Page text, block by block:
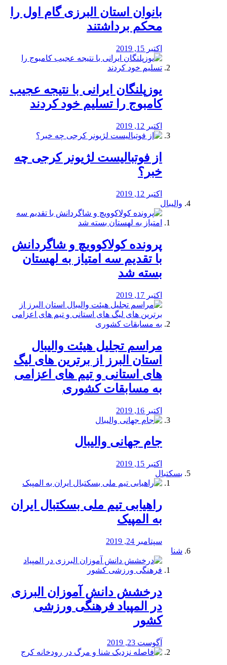
بانوان استان البرزی گام اول را
محكم برداشتند
اکتبر 15, 2019
یوزپلنگان ایرانی با نتیجه عجیب
کامبوج را تسلیم خود کردند
اکتبر 12, 2019
از فوتبالیست لژیونر کرجی چه
خبر؟
اکتبر 12, 2019
والیبال
پرونده کولاکوویچ و شاگردانش
با تقدیم سه امتیاز به لهستان
بسته شد
اکتبر 17, 2019
مراسم تجلیل هیئت والیبال
استان البرز از برترین های لیگ
های استانی و تیم های اعزامی
به مسابقات کشوری
اکتبر 16, 2019
جام جهانی والیبال
اکتبر 15, 2019
بسکتبال
راهیابی تیم ملی بسکتبال ایران
به المپیک
سپتامبر 24, 2019
شنا
درخشش دانش آموزان البرزی
در المپیاد فرهنگی ورزشی
کشور
آگوست 23, 2019